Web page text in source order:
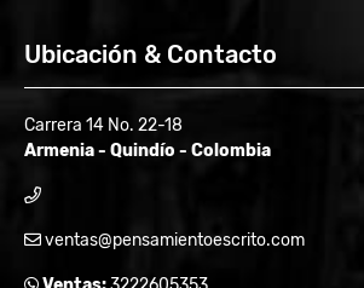
Ubicación & Contacto
Carrera 14 No. 22-18
Armenia - Quindío - Colombia
ventas@pensamientoescrito.com